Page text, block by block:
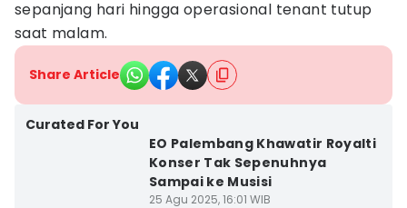
sepanjang hari hingga operasional tenant tutup
saat malam.
Share Article
Curated For You
EO Palembang Khawatir Royalti
Konser Tak Sepenuhnya
Sampai ke Musisi
25 Agu 2025, 16:01 WIB